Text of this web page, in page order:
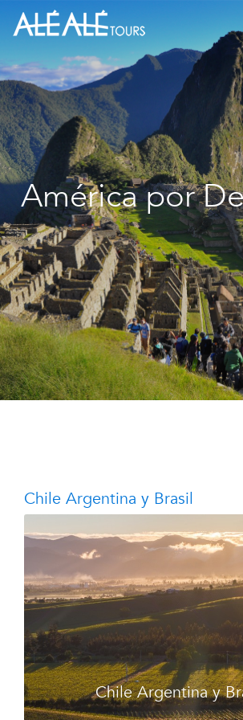
América por
Chile Argentina y Brasil
Chile Argentina y